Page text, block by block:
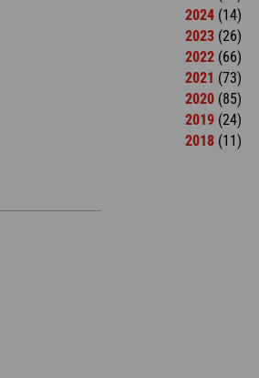
2024 (14)
2023 (26)
2022 (66)
2021 (73)
2020 (85)
2019 (24)
2018 (11)